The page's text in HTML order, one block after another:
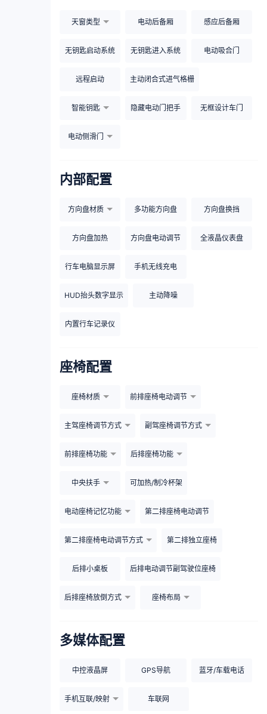
天窗类型 电动后备厢 感应后备厢
无钥匙启动系统 无钥匙进入系统 电动吸合门
远程启动 主动闭合式进气格栅
智能钥匙 隐藏电动门把手 无框设计车门
电动侧滑门
内部配置
方向盘材质 多功能方向盘 方向盘换挡
方向盘加热 方向盘电动调节 全液晶仪表盘
行车电脑显示屏 手机无线充电
HUD抬头数字显示 主动降噪
内置行车记录仪
座椅配置
座椅材质 前排座椅电动调节
主驾座椅调节方式 副驾座椅调节方式
前排座椅功能 后排座椅功能
中央扶手 可加热/制冷杯架
电动座椅记忆功能 第二排座椅电动调节
第二排座椅电动调节方式 第二排独立座椅
后排小桌板 后排电动调节副驾驶位座椅
后排座椅放倒方式 座椅布局
多媒体配置
中控液晶屏 GPS导航 蓝牙/车载电话
手机互联/映射 车联网